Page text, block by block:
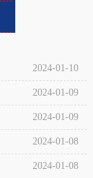
2024-01-10
2024-01-09
2024-01-09
2024-01-08
2024-01-08